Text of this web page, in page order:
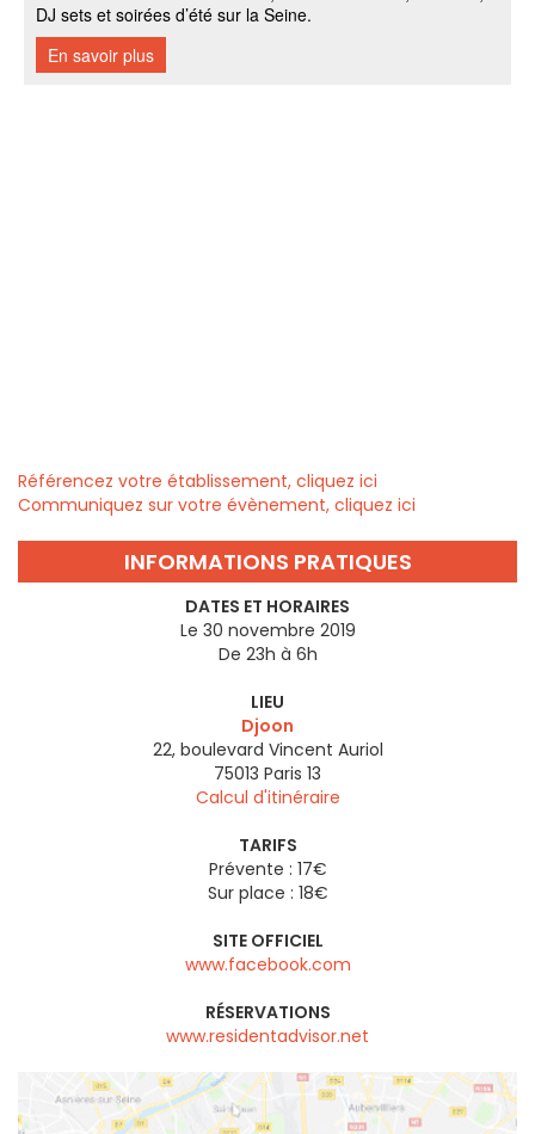
Référencez votre établissement, cliquez ici
Communiquez sur votre évènement, cliquez ici
INFORMATIONS PRATIQUES
DATES ET HORAIRES
Le 30 novembre 2019
De 23h à 6h
LIEU
Djoon
22, boulevard Vincent Auriol
75013 Paris 13
Calcul d'itinéraire
TARIFS
Prévente : 17€
Sur place : 18€
SITE OFFICIEL
www.facebook.com
RÉSERVATIONS
www.residentadvisor.net